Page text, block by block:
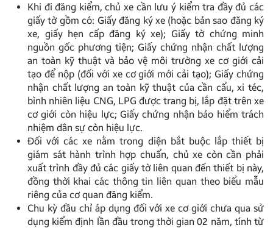
Khi đi đăng kiểm, chủ xe cần lưu ý kiểm tra đầy đủ các
giấy tờ gồm có: Giấy đăng ký xe (hoặc bản sao đăng ký
xe, giấy hẹn cấp đăng ký xe); Giấy tờ chứng minh
nguồn gốc phương tiện; Giấy chứng nhận chất lượng
an toàn kỹ thuật và bảo vệ môi trường xe cơ giới cải
tạo để nộp (đối với xe cơ giới mới cải tạo); Giấy chứng
nhận chất lượng an toàn kỹ thuật của cần cẩu, xi téc,
bình nhiên liệu CNG, LPG được trang bị, lắp đặt trên xe
cơ giới còn hiệu lực; Giấy chứng nhận bảo hiểm trách
nhiệm dân sự còn hiệu lực.
Đối với các xe nằm trong diện bắt buộc lắp thiết bị
giám sát hành trình hợp chuẩn, chủ xe còn cần phải
xuất trình đầy đủ các giấy tờ liên quan đến thiết bị này,
đồng thời khai các thông tin liên quan theo biểu mẫu
riêng của cơ quan đăng kiểm.
Chu kỳ đầu chỉ áp dụng đối với xe cơ giới chưa qua sử
dụng kiểm định lần đầu trong thời gian 02 năm, tính từ